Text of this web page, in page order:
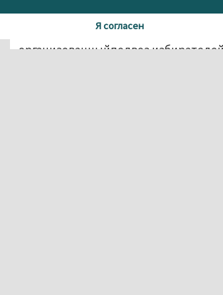
Я согласен
Наблюдатели на многих участках
организованныйподвоз